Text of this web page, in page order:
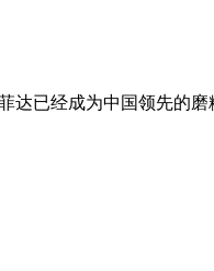
达已经成为中国领先的